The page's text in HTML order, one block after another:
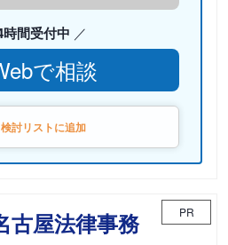
時間受付中
で相談
検討リストに追加
古屋法律事務
PR